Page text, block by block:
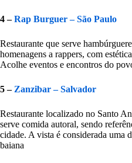
4 –Rap Burguer – São Paulo
Restaurante que serve
homenagens a rappers, com
Acolhe eventos e encontros do
5 –Zanzibar – Salvador
Restaurante localizado no Santo
serve comida autoral, sendo
cidade. A vista é considerada uma
baiana